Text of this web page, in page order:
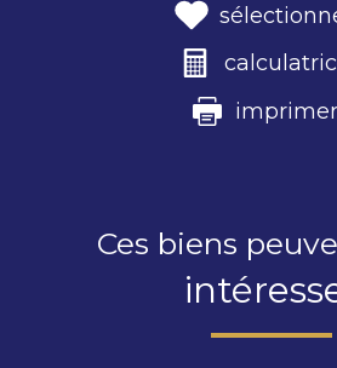
imprimer
Ces biens